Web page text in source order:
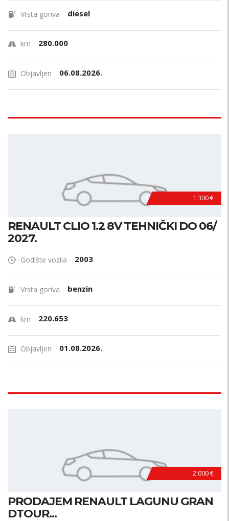
Vrsta goriva diesel
km 280.000
Objavljen 06.08.2026.
1.300 €
RENAULT CLIO 1.2 8V TEHNIČKI DO 06/
2027.
Godište vozila 2003
Vrsta goriva benzin
km 220.653
Objavljen 01.08.2026.
2.000 €
PRODAJEM RENAULT LAGUNU GRAN
DTOUR...